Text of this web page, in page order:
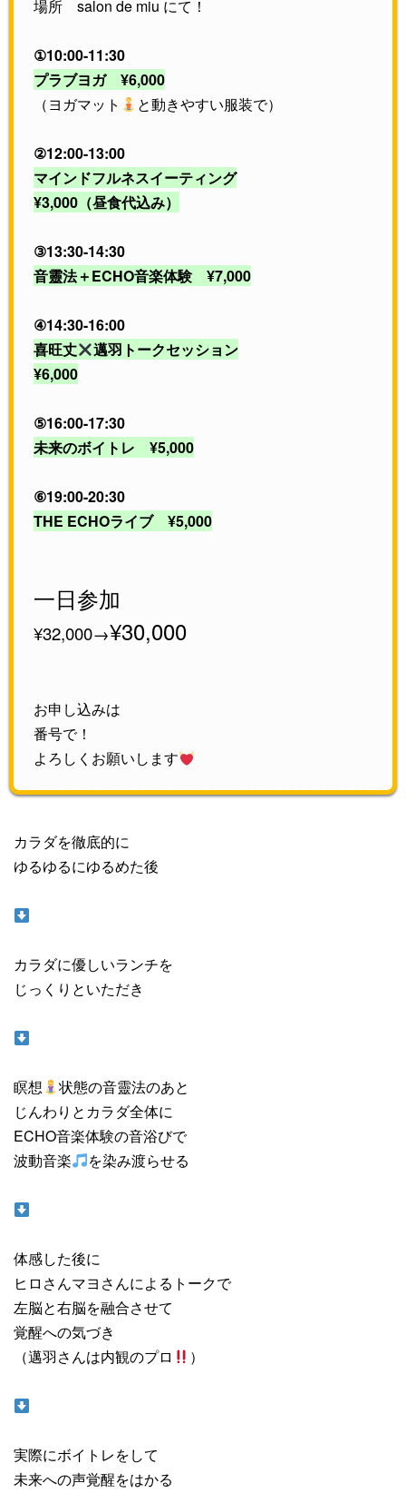
場所 salon de miu にて！
①10:00-11:30
プラブヨガ ¥6,000
（ヨガマット
と動きやすい服装で）
②12:00-13:00
マインドフルネスイーティング
¥3,000（昼食代込み）
③13:30-14:30
音靈法＋ECHO音楽体験 ¥7,000
④14:30-16:00
喜旺丈
邁羽トークセッション
¥6,000
⑤16:00-17:30
未来のボイトレ ¥5,000
⑥19:00-20:30
THE ECHOライブ ¥5,000
一日参加
¥32,000→¥30,000
お申し込みは
番号で！
よろしくお願いします
カラダを徹底的に
ゆるゆるにゆるめた後
カラダに優しいランチを
じっくりといただき
瞑想
状態の音靈法のあと
じんわりとカラダ全体に
ECHO音楽体験の音浴びで
波動音楽
を染み渡らせる
体感した後に
ヒロさんマヨさんによるトークで
左脳と右脳を融合させて
覚醒への気づき
（邁羽さんは内観のプロ
）
実際にボイトレをして
未来への声覚醒をはかる